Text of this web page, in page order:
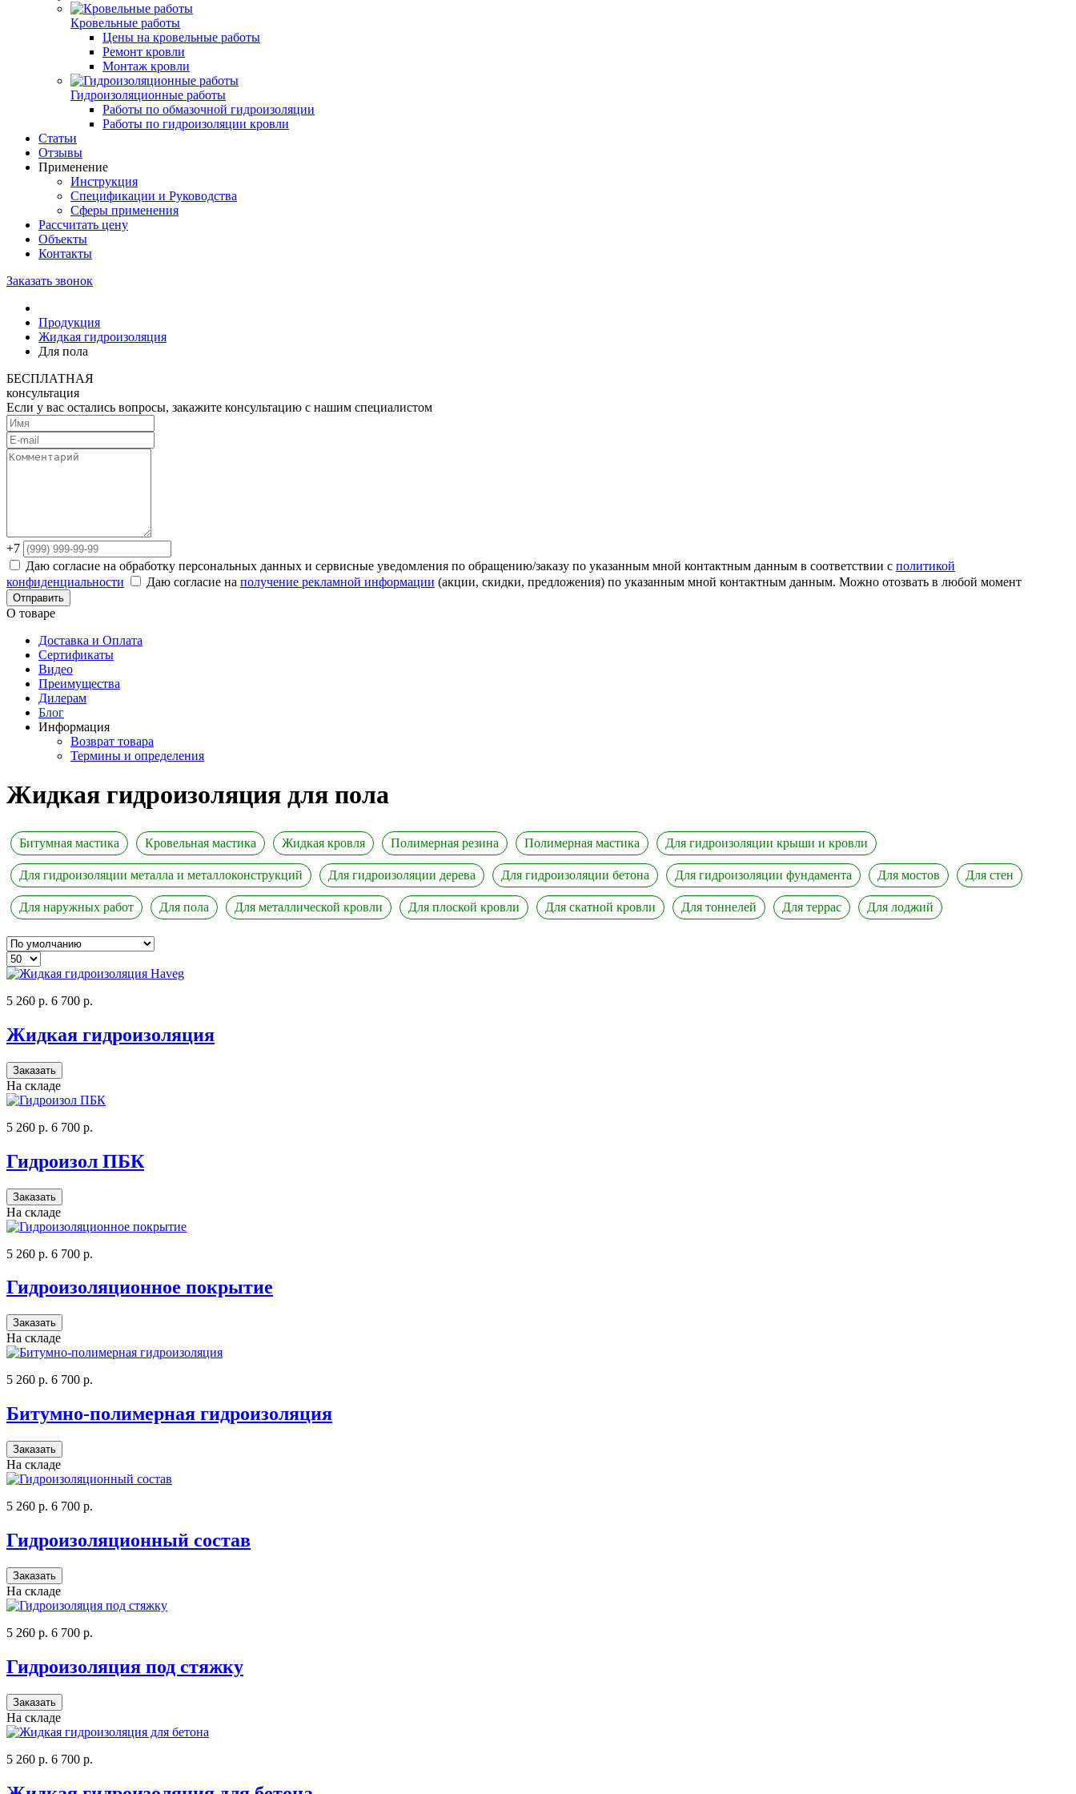
Кровельные работы
Цены на кровельные работы
Ремонт кровли
Монтаж кровли
Гидроизоляционные работы
Работы по обмазочной гидроизоляции
Работы по гидроизоляции кровли
Статьи
Отзывы
Применение
Инструкция
Спецификации и Руководства
Сферы применения
Рассчитать цену
Объекты
Контакты
Заказать звонок
Продукция
Жидкая гидроизоляция
Для пола
БЕСПЛАТНАЯ
консультация
Если у вас остались вопросы, закажите консультацию с нашим специалистом
+7
Даю согласие на обработку персональных данных и сервисные уведомления по обращению/заказу по указанным мной контактным данным в соответствии с политикой
конфиденциальности
Даю согласие на получение рекламной информации (акции, скидки, предложения) по указанным мной контактным данным. Можно отозвать в любой момент
Отправить
О товаре
Доставка и Оплата
Сертификаты
Видео
Преимущества
Дилерам
Блог
Информация
Возврат товара
Термины и определения
Жидкая гидроизоляция для пола
Битумная мастика Кровельная мастика Жидкая кровля Полимерная резина Полимерная мастика Для гидроизоляции крыши и кровли
Для гидроизоляции металла и металлоконструкций Для гидроизоляции дерева Для гидроизоляции бетона Для гидроизоляции фундамента Для мостов Для стен
Для наружных работ Для пола Для металлической кровли Для плоской кровли Для скатной кровли Для тоннелей Для террас Для лоджий
5 260 р. 6 700 р.
Жидкая гидроизоляция
Заказать
На складе
5 260 р. 6 700 р.
Гидроизол ПБК
Заказать
На складе
5 260 р. 6 700 р.
Гидроизоляционное покрытие
Заказать
На складе
5 260 р. 6 700 р.
Битумно-полимерная гидроизоляция
Заказать
На складе
5 260 р. 6 700 р.
Гидроизоляционный состав
Заказать
На складе
5 260 р. 6 700 р.
Гидроизоляция под стяжку
Заказать
На складе
5 260 р. 6 700 р.